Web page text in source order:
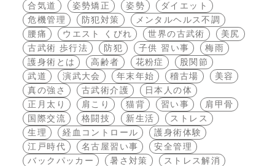
合気道
姿勢矯正 姿勢
ダイエット
危機管理
防犯対策
メンタルヘルス不調
腰痛
ウエスト くびれ 世界の古武術
美尻
古武術 歩行法
防犯 子供 習い事
梅雨
護身術とは
高齢者 花粉症
股関節
武道
演武大会 年末年始 稽古場
美容
真の強さ
古武術介護
日本人の体
正月太り
肩こり 猫背 習い事
肩甲骨
国際交流
格闘技 新生活
ストレス
生理
経血コントロール
護身術体験
江戸時代
名古屋習い事
安全管理
バックパッカー
暑さ対策
ストレス解消